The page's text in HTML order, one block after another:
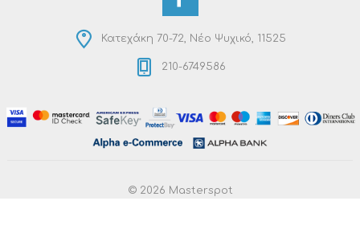
Κατεχάκη 70-72, Νέο Ψυχικό, 11525
210-6749586
© 2026 Masterspot